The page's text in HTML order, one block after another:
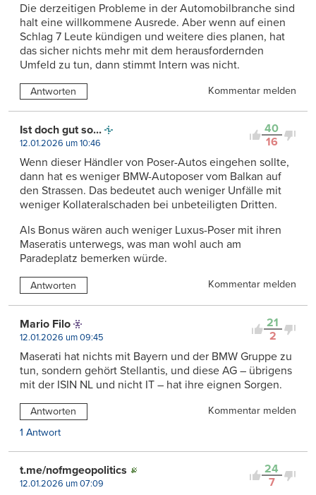
Die derzeitigen Probleme in der Automobilbranche sind
halt eine willkommene Ausrede. Aber wenn auf einen
Schlag 7 Leute kündigen und weitere dies planen, hat
das sicher nichts mehr mit dem herausfordernden
Umfeld zu tun, dann stimmt Intern was nicht.
Antworten Kommentar melden
40
16
Ist doch gut so...
12.01.2026 um 10:46
Wenn dieser Händler von Poser-Autos eingehen sollte,
dann hat es weniger BMW-Autoposer vom Balkan auf
den Strassen. Das bedeutet auch weniger Unfälle mit
weniger Kollateralschaden bei unbeteiligten Dritten.
Als Bonus wären auch weniger Luxus-Poser mit ihren
Maseratis unterwegs, was man wohl auch am
Paradeplatz bemerken würde.
Antworten Kommentar melden
21
2
Mario Filo
12.01.2026 um 09:45
Maserati hat nichts mit Bayern und der BMW Gruppe zu
tun, sondern gehört Stellantis, und diese AG – übrigens
mit der ISIN NL und nicht IT – hat ihre eignen Sorgen.
Antworten
Kommentar melden
1 Antwort
24
7
t.me/nofmgeopolitics
12.01.2026 um 07:09